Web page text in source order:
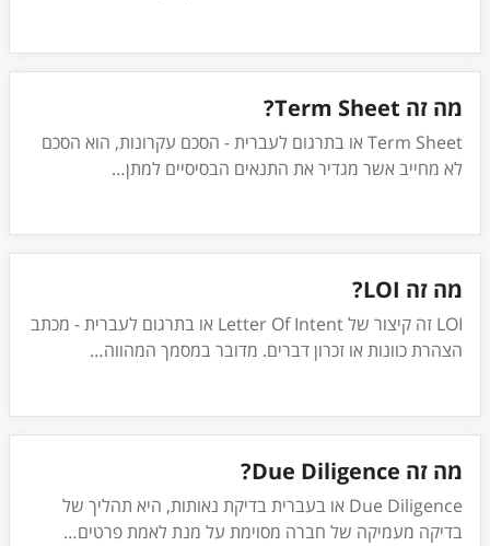
מה זה Term Sheet?
Term Sheet או בתרגום לעברית - הסכם עקרונות, הוא הסכם
לא מחייב אשר מגדיר את התנאים הבסיסיים למתן…
מה זה LOI?
LOI זה קיצור של Letter Of Intent או בתרגום לעברית - מכתב
הצהרת כוונות או זכרון דברים. מדובר במסמך המהווה…
מה זה Due Diligence?
Due Diligence או בעברית בדיקת נאותות, היא תהליך של
בדיקה מעמיקה של חברה מסוימת על מנת לאמת פרטים…